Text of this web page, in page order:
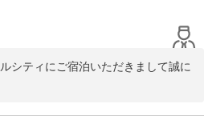
シティにご宿泊いただきまして誠に
がございました際はまた宜しくお願